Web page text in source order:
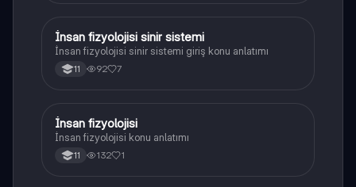
Biyoloji
İnsan fizyolojisi sinir sistemi
İnsan fizyolojisi sinir sistemi giriş konu anlatımı
11 92 7
Biyoloji
İnsan fizyolojisi
İnsan fizyolojisi konu anlatımı
11 132 1